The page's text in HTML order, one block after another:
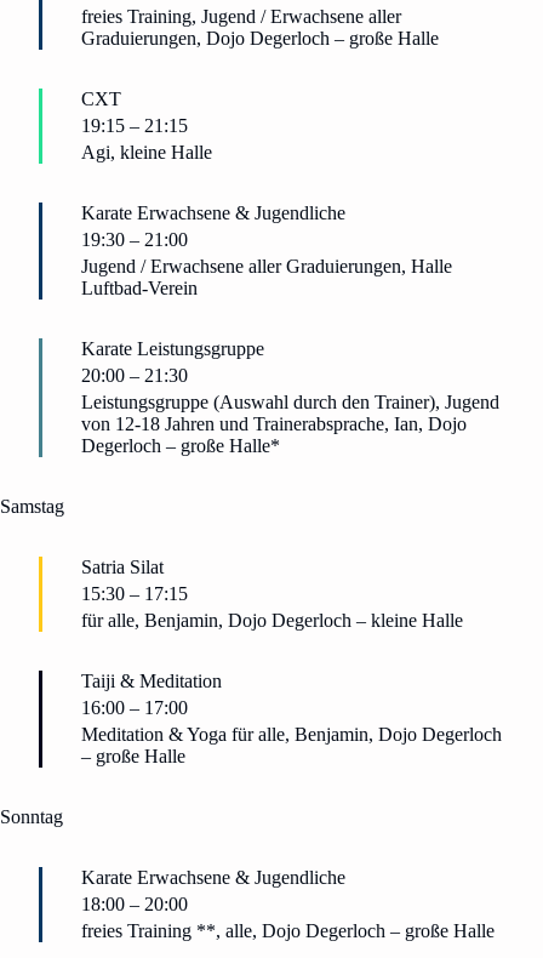
freies Training, Jugend / Erwachsene aller
Graduierungen, Dojo Degerloch – große Halle
CXT
19:15 – 21:15
Agi, kleine Halle
Karate Erwachsene & Jugendliche
19:30 – 21:00
Jugend / Erwachsene aller Graduierungen, Halle
Luftbad-Verein
Karate Leistungsgruppe
20:00 – 21:30
Leistungsgruppe (Auswahl durch den Trainer), Jugend
von 12-18 Jahren und Trainerabsprache, Ian, Dojo
Degerloch – große Halle*
Samstag
Satria Silat
15:30 – 17:15
für alle, Benjamin, Dojo Degerloch – kleine Halle
Taiji & Meditation
16:00 – 17:00
Meditation & Yoga für alle, Benjamin, Dojo Degerloch
– große Halle
Sonntag
Karate Erwachsene & Jugendliche
18:00 – 20:00
freies Training **, alle, Dojo Degerloch – große Halle